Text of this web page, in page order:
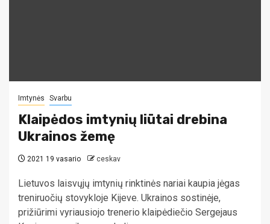
Imtynės Svarbu
Klaipėdos imtynių liūtai drebina
Ukrainos žemę
2021 19 vasario ceskav
Lietuvos laisvųjų imtynių rinktinės nariai kaupia jėgas
treniruočių stovykloje Kijeve. Ukrainos sostinėje,
prižiūrimi vyriausiojo trenerio klaipėdiečio Sergejaus